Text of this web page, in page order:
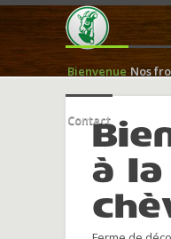
Bienvenue Nos
Contact
à la